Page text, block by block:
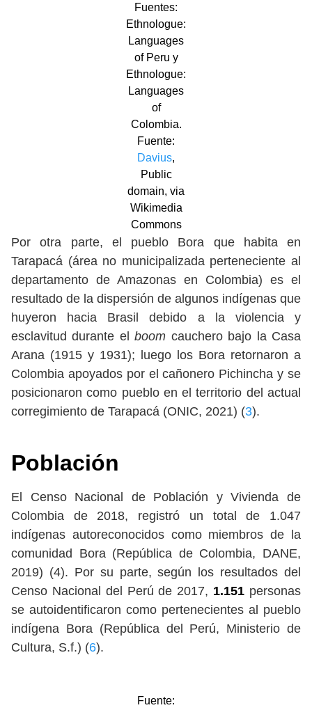
Fuentes:
Ethnologue:
Languages
of Peru y
Ethnologue:
Languages
of
Colombia.
Fuente:
Davius,
Public
domain, via
Wikimedia
Commons
Por otra parte, el pueblo Bora que habita en
Tarapacá (área no municipalizada perteneciente al
departamento de Amazonas en Colombia) es el
resultado de la dispersión de algunos indígenas que
huyeron hacia Brasil debido a la violencia y
esclavitud durante elboom cauchero bajo la Casa
Arana (1915 y 1931); luego los Bora retornaron a
Colombia apoyados por el cañonero Pichincha y se
posicionaron como pueblo en el territorio del actual
corregimiento de Tarapacá (ONIC, 2021) (3).
Población
El Censo Nacional de Población y Vivienda de
Colombia de 2018, registró un total de 1.047
indígenas autoreconocidos como miembros de la
comunidad Bora (República de Colombia, DANE,
2019) (4). Por su parte, según los resultados del
Censo Nacional del Perú de 2017, 1.151 personas
se autoidentificaron como pertenecientes al pueblo
indígena Bora (República del Perú, Ministerio de
Cultura, S.f.) (6).
Fuente: